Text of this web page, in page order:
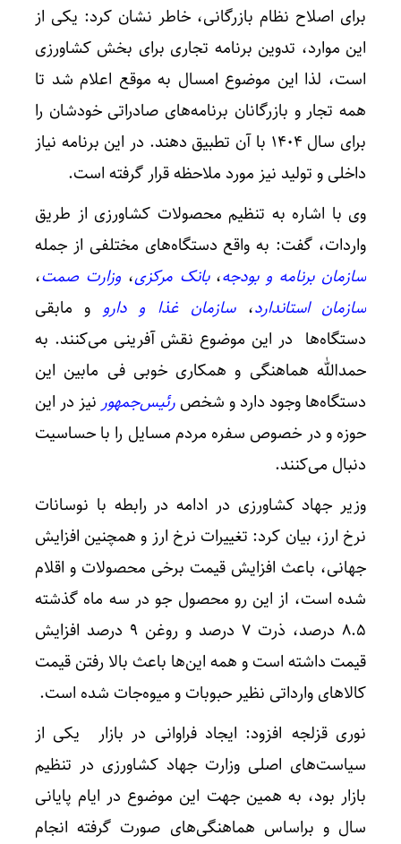
برای اصلاح نظام بازرگانی، خاطر نشان کرد: یکی از
این موارد، تدوین برنامه تجاری برای بخش کشاورزی
است، لذا این موضوع امسال به موقع اعلام شد تا
همه تجار و بازرگانان برنامه‌های صادراتی خودشان را
برای سال ۱۴۰۴ با آن تطبیق دهند. در این برنامه نیاز
داخلی و تولید نیز مورد ملاحظه قرار گرفته است.
وی با اشاره به تنظیم محصولات کشاورزی از طریق
واردات، گفت: به واقع دستگاه‌های مختلفی از جمله
سازمان برنامه و بودجه،بانک مرکزی،وزارت صمت،
سازمان استاندارد،سازمان غذا و دارو و مابقی
دستگاه‌ها در این موضوع نقش آفرینی می‌کنند. به
حمدالله هماهنگی و همکاری خوبی فی مابین این
دستگاه‌ها وجود دارد و شخص رئیس‌جمهور نیز در این
حوزه و در خصوص سفره مردم مسایل را با حساسیت
دنبال می‌کنند.
وزیر جهاد کشاورزی در ادامه در رابطه با نوسانات
نرخ ارز، بیان کرد: تغییرات نرخ ارز و همچنین افزایش
جهانی، باعث افزایش قیمت برخی محصولات و اقلام
شده است، از این رو محصول جو در سه ماه گذشته
۸.۵ درصد، ذرت ۷ درصد و روغن ۹ درصد افزایش
قیمت داشته است و همه این‌ها باعث بالا رفتن قیمت
کالاهای وارداتی نظیر حبوبات و میوه‌جات شده است.
نوری قزلجه افزود: ایجاد فراوانی در بازار یکی از
سیاست‌های اصلی وزارت جهاد کشاورزی در تنظیم
بازار بود، به همین جهت این موضوع در ایام پایانی
سال و براساس هماهنگی‌های صورت گرفته انجام